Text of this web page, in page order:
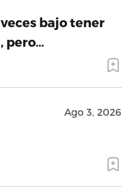
bajo tener
pero…
Ago 3, 2026